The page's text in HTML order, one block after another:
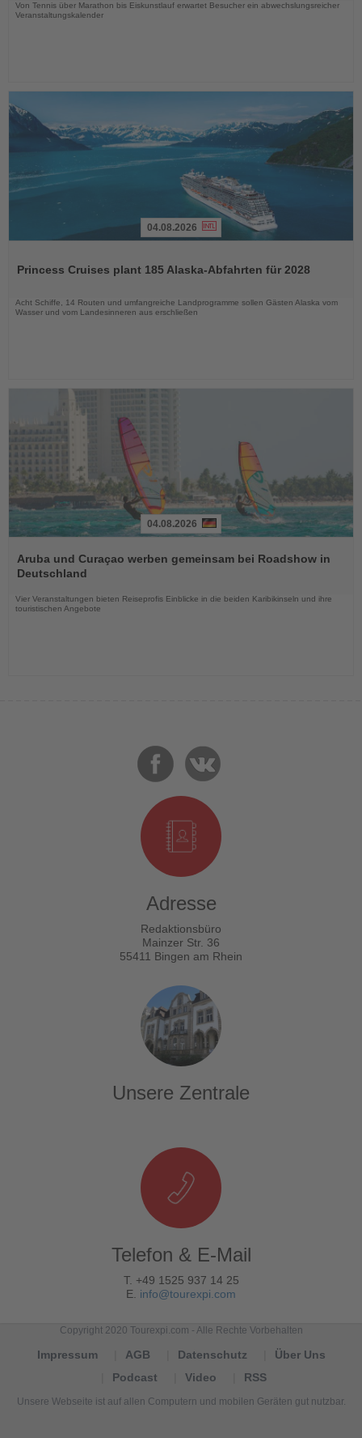
Von Tennis über Marathon bis Eiskunstlauf erwartet Besucher ein abwechslungsreicher
Veranstaltungskalender
die
04.08.2026
Princess Cruises plant 185 Alaska-Abfahrten für 2028
Acht Schiffe, 14 Routen und umfangreiche Landprogramme sollen Gästen Alaska vom
Wasser und vom Landesinneren aus erschließen
Sie
die
04.08.2026
Aruba und Curaçao werben gemeinsam bei Roadshow in
Deutschland
Vier Veranstaltungen bieten Reiseprofis Einblicke in die beiden Karibikinseln und ihre
touristischen Angebote
Adresse
Redaktionsbüro
Mainzer Str. 36
55411 Bingen am Rhein
Unsere Zentrale
Telefon & E-Mail
T. +49 1525 937 14 25
E. info@tourexpi.com
Copyright 2020 Tourexpi.com - Alle Rechte Vorbehalten
Impressum AGB Datenschutz
Über Uns
Podcast
Video RSS
Unsere Webseite ist auf allen Computern und mobilen Geräten gut nutzbar.